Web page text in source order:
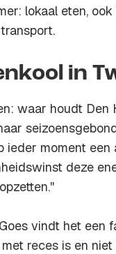
lokaal eten,
in
waar houdt Den
ieder moment
deze
vindt het een
reces is en